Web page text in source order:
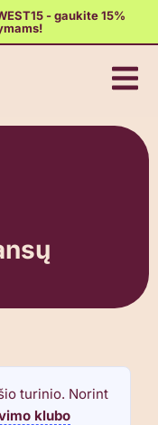
- gaukite 15%
turinio. Norint
klubo